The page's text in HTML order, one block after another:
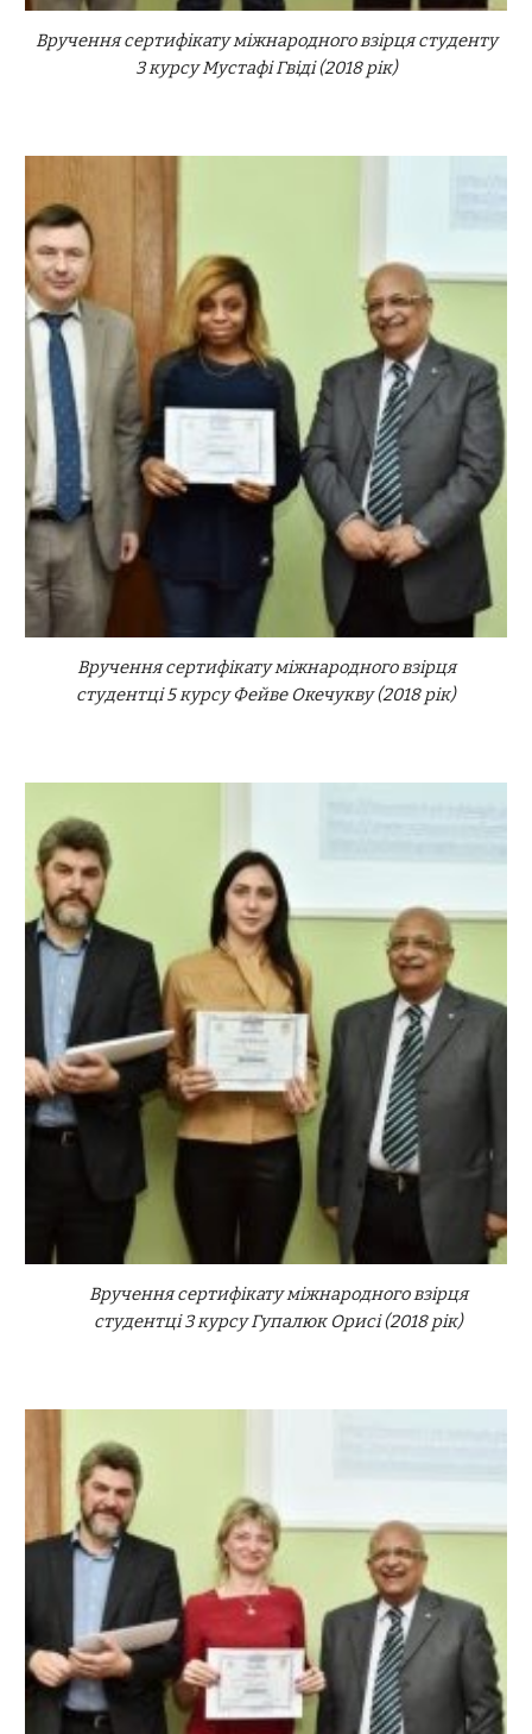
Вручення сертифікату міжнародного взірця студенту
3 курсу Мустафі Гвіді (2018 рік)
Вручення сертифікату міжнародного взірця
студентці 5 курсу Фейве Окечукву (2018 рік)
Вручення сертифікату міжнародного взірця
студентці 3 курсу Гупалюк Орисі (2018 рік)